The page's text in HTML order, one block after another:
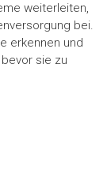
weiterleiten,
bei.
erkennen und
sie zu